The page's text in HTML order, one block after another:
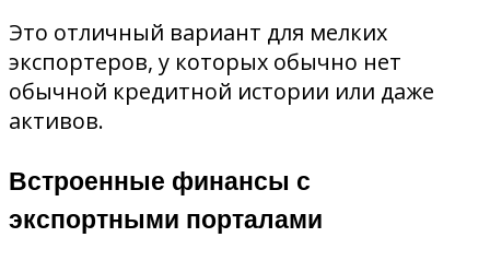
Это отличный вариант для мелких
экспортеров, у которых обычно нет
обычной кредитной истории или даже
активов.
Встроенные финансы с
экспортными порталами